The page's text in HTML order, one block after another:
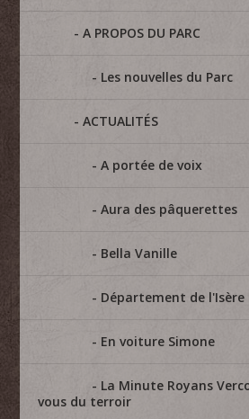
A PROPOS DU PARC
Les nouvelles du Parc
ACTUALITÉS
A portée de voix
Aura des pâquerettes
Bella Vanille
Département de l'Isère
En voiture Simone
La Minute Royans
vous du terroir